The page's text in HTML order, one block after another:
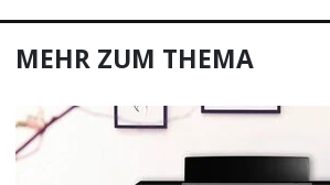
MEHR ZUM THEMA